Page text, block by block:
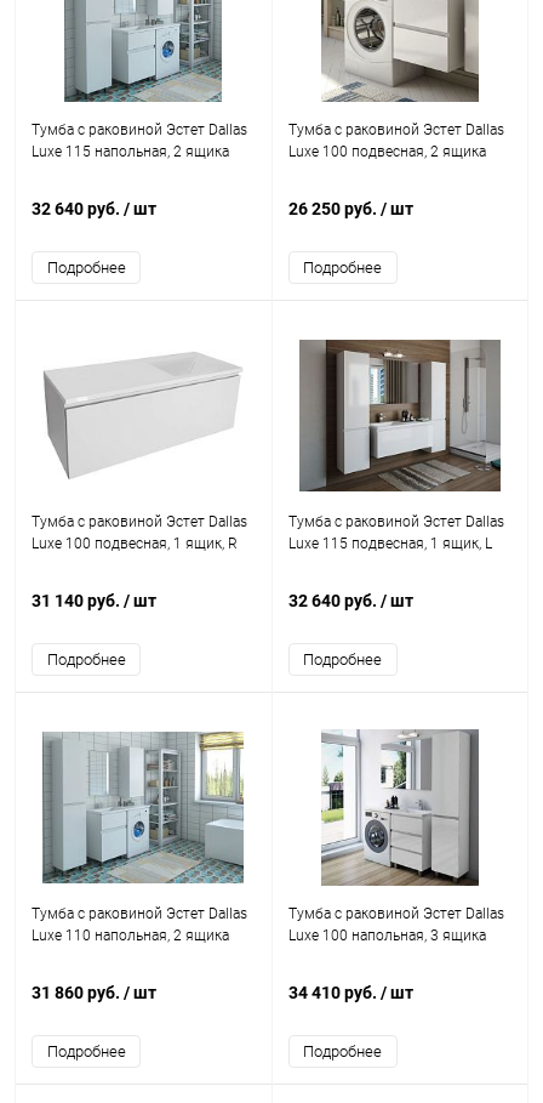
Тумба с раковиной Эстет Dallas
Luxe 115 напольная, 2 ящика
32 640 руб. / шт
Подробнее
Тумба с раковиной Эстет Dallas
Luxe 100 подвесная, 2 ящика
26 250 руб. / шт
Подробнее
Тумба с раковиной Эстет Dallas
Luxe 100 подвесная, 1 ящик, R
31 140 руб. / шт
Подробнее
Тумба с раковиной Эстет Dallas
Luxe 115 подвесная, 1 ящик, L
32 640 руб. / шт
Подробнее
Тумба с раковиной Эстет Dallas
Luxe 110 напольная, 2 ящика
31 860 руб. / шт
Подробнее
Тумба с раковиной Эстет Dallas
Luxe 100 напольная, 3 ящика
34 410 руб. / шт
Подробнее